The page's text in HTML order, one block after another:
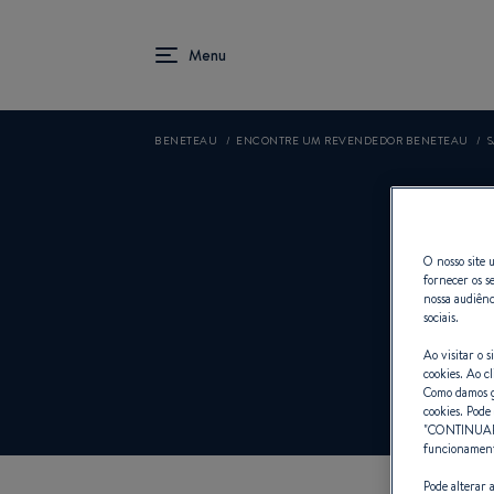
BENETEAU ENCONTRE UM REVENDEDOR BENETEAU
O nosso site
fornecer os
nossa
sociais.
Ao visitar o
cookies. Ao
Como
cookies.
"
Pode alterar